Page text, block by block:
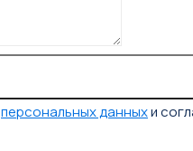
персональных данныхи